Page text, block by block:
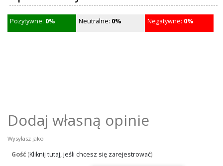
Pozytywne: 0% Neutralne: 0% Negatywne: 0%
Dodaj własną opinie
Wysyłasz jako
Gość (Kliknij tutaj, jeśli chcesz się zarejestrować)